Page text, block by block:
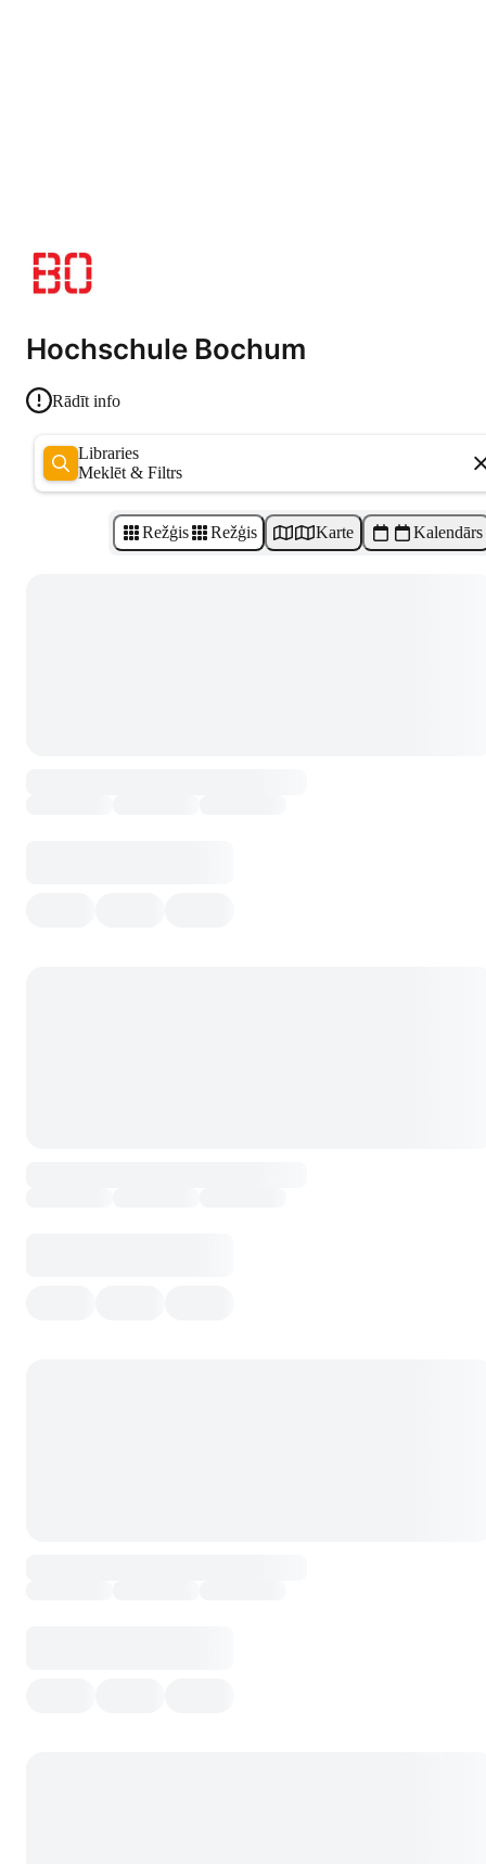
Hochschule Bochum
Rādīt info
Libraries
Meklēt & Filtrs
Režģis Režģis Karte Kalendārs